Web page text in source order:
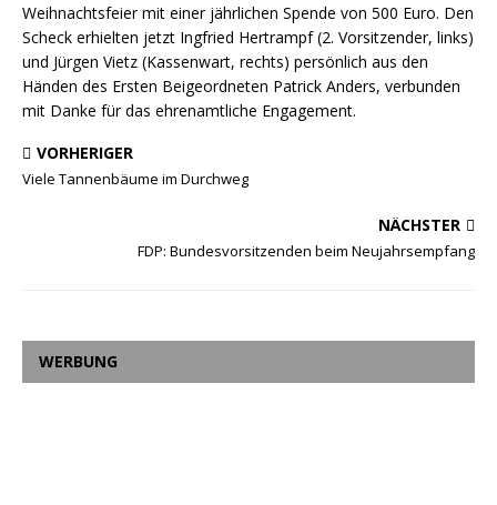
Weihnachtsfeier mit einer jährlichen Spende von 500 Euro. Den
Scheck erhielten jetzt Ingfried Hertrampf (2. Vorsitzender, links)
und Jürgen Vietz (Kassenwart, rechts) persönlich aus den
Händen des Ersten Beigeordneten Patrick Anders, verbunden
mit Danke für das ehrenamtliche Engagement.
VORHERIGER
Viele Tannenbäume im Durchweg
NÄCHSTER
FDP: Bundesvorsitzenden beim Neujahrsempfang
WERBUNG